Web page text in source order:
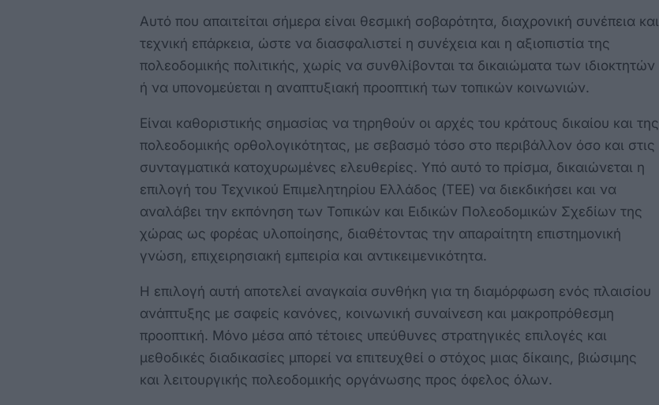
Αυτό που απαιτείται σήμερα είναι θεσμική σοβαρότητα, διαχρονική συνέπεια και
τεχνική επάρκεια, ώστε να διασφαλιστεί η συνέχεια και η αξιοπιστία της
πολεοδομικής πολιτικής, χωρίς να συνθλίβονται τα δικαιώματα των ιδιοκτητών
ή να υπονομεύεται η αναπτυξιακή προοπτική των τοπικών κοινωνιών.
Είναι καθοριστικής σημασίας να τηρηθούν οι αρχές του κράτους δικαίου και της
πολεοδομικής ορθολογικότητας, με σεβασμό τόσο στο περιβάλλον όσο και στις
συνταγματικά κατοχυρωμένες ελευθερίες. Υπό αυτό το πρίσμα, δικαιώνεται η
επιλογή του Τεχνικού Επιμελητηρίου Ελλάδος (ΤΕΕ) να διεκδικήσει και να
αναλάβει την εκπόνηση των Τοπικών και Ειδικών Πολεοδομικών Σχεδίων της
χώρας ως φορέας υλοποίησης, διαθέτοντας την απαραίτητη επιστημονική
γνώση, επιχειρησιακή εμπειρία και αντικειμενικότητα.
Η επιλογή αυτή αποτελεί αναγκαία συνθήκη για τη διαμόρφωση ενός πλαισίου
ανάπτυξης με σαφείς κανόνες, κοινωνική συναίνεση και μακροπρόθεσμη
προοπτική. Μόνο μέσα από τέτοιες υπεύθυνες στρατηγικές επιλογές και
μεθοδικές διαδικασίες μπορεί να επιτευχθεί ο στόχος μιας δίκαιης, βιώσιμης
και λειτουργικής πολεοδομικής οργάνωσης προς όφελος όλων.